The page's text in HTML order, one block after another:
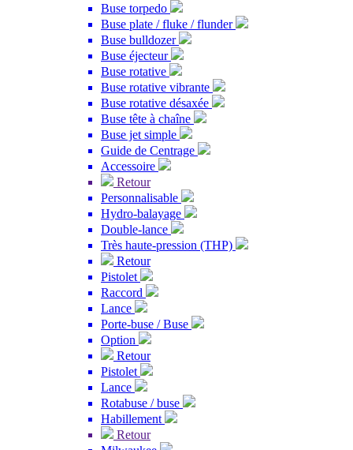
Buse torpedo
Buse plate / fluke / flunder
Buse bulldozer
Buse éjecteur
Buse rotative
Buse rotative vibrante
Buse rotative désaxée
Buse tête à chaîne
Buse jet simple
Guide de Centrage
Accessoire
Retour
Personnalisable
Hydro-balayage
Double-lance
Très haute-pression (THP)
Retour
Pistolet
Raccord
Lance
Porte-buse / Buse
Option
Retour
Pistolet
Lance
Rotabuse / buse
Habillement
Retour